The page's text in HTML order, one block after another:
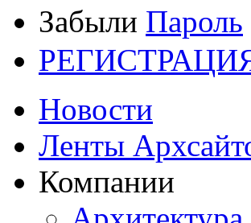
Забыли Пароль
Новости
Ленты
Компании